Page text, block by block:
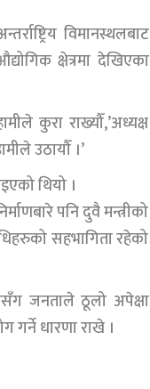
विमानस्थलबाट
क्षेत्रमा देखिएका
कुरा राख्यौँ,’अध्यक्ष
उठायौँ ।’
थियो ।
पनि दुवै मन्त्रीको
सहभागिता रहेको
जनताले ठूलो अपेक्षा
गर्ने धारणा राखे ।